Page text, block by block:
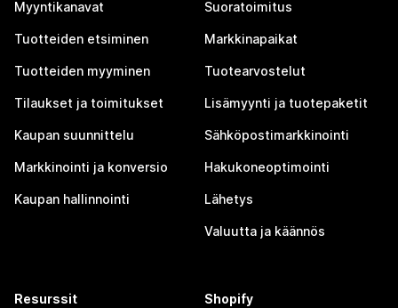
Myyntikanavat
Tuotteiden etsiminen
Tuotteiden myyminen
Tilaukset ja toimitukset
Kaupan suunnittelu
Markkinointi ja konversio
Kaupan hallinnointi
Suoratoimitus
Markkinapaikat
Tuotearvostelut
Lisämyynti ja tuotepaketit
Sähköpostimarkkinointi
Hakukoneoptimointi
Lähetys
Valuutta ja käännös
Resurssit Shopify